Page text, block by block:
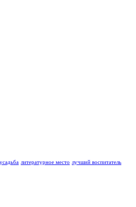
литературное место лучший воспитатель